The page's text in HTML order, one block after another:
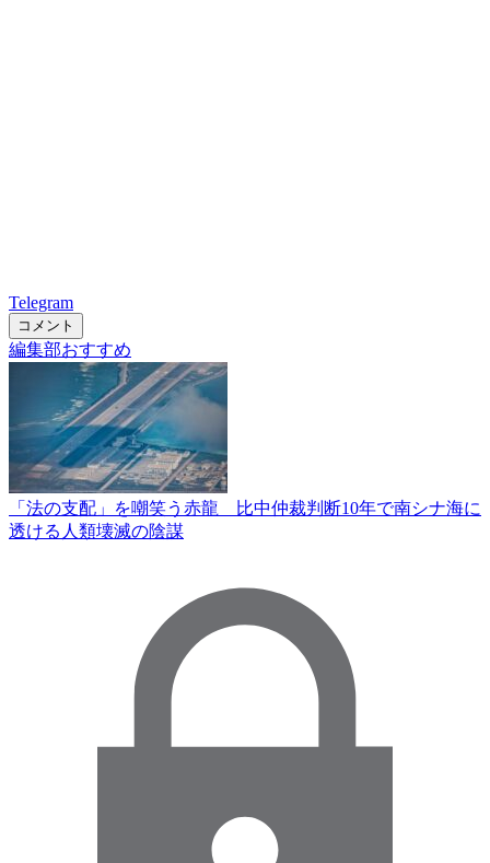
Telegram
コメント
編集部おすすめ
「法の支配」を嘲笑う赤龍 比中仲裁判断10年で南シナ海に
透ける人類壊滅の陰謀